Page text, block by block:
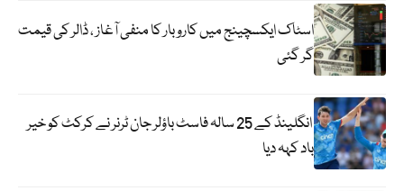
اسٹاک ایکسچینج میں کاروبار کا منفی آغاز ، ڈالر کی قیمت
گر گئی
انگلینڈ کے 25 سالہ فاسٹ باؤلر جان ٹرنر نے کرکٹ کو خیر
باد کہہ دیا